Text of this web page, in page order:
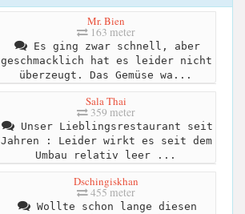
Mr. Bien
163 meter
Es ging zwar schnell, aber
geschmacklich hat es leider nicht
überzeugt. Das Gemüse wa...
Sala Thai
359 meter
Unser Lieblingsrestaurant seit
Jahren : Leider wirkt es seit dem
Umbau relativ leer ...
Dschingiskhan
455 meter
Wollte schon lange diesen